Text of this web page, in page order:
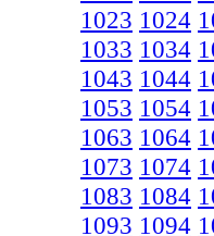
1023 1024
1033 1034
1043 1044
1053 1054
1063 1064
1073 1074
1083 1084
1093 1094